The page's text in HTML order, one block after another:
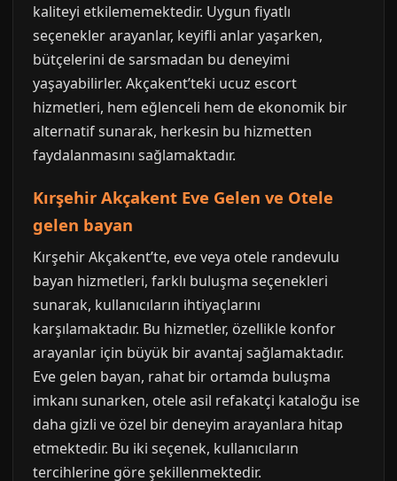
kaliteyi etkilememektedir. Uygun fiyatlı
seçenekler arayanlar, keyifli anlar yaşarken,
bütçelerini de sarsmadan bu deneyimi
yaşayabilirler. Akçakent’teki ucuz escort
hizmetleri, hem eğlenceli hem de ekonomik bir
alternatif sunarak, herkesin bu hizmetten
faydalanmasını sağlamaktadır.
Kırşehir Akçakent Eve Gelen ve Otele
gelen bayan
Kırşehir Akçakent’te, eve veya otele randevulu
bayan hizmetleri, farklı buluşma seçenekleri
sunarak, kullanıcıların ihtiyaçlarını
karşılamaktadır. Bu hizmetler, özellikle konfor
arayanlar için büyük bir avantaj sağlamaktadır.
Eve gelen bayan, rahat bir ortamda buluşma
imkanı sunarken, otele asil refakatçi kataloğu ise
daha gizli ve özel bir deneyim arayanlara hitap
etmektedir. Bu iki seçenek, kullanıcıların
tercihlerine göre şekillenmektedir.